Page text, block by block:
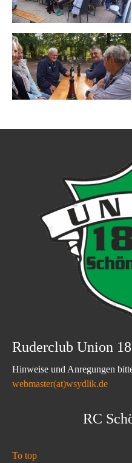
Ruderclub Union
Hinweise und Anregungen
webmaster(at)wsydlik.de
RC
To top